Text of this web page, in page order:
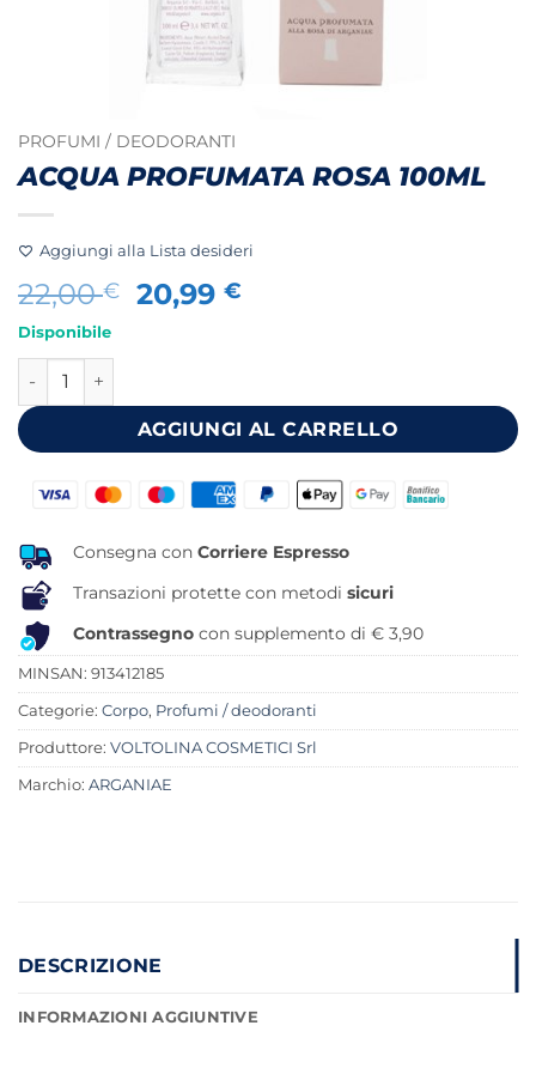
PROFUMI / DEODORANTI
ACQUA PROFUMATA ROSA 100ML
Aggiungi alla Lista desideri
22,00€
Il
22,00 €.
20,99€
20,99 €.
Disponibile
ACQUA PROFUMATA ROSA 100ML quantità
AGGIUNGI AL CARRELLO
Consegna con Corriere Espresso
Transazioni protette con metodi sicuri
Contrassegno con supplemento di € 3,90
MINSAN: 913412185
Categorie: Corpo, Profumi / deodoranti
Produttore: VOLTOLINA COSMETICI Srl
Marchio: ARGANIAE
DESCRIZIONE
INFORMAZIONI AGGIUNTIVE